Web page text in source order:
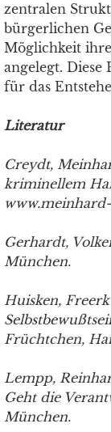
zentralen
bürgerlichen
Möglichkeit
angelegt. Diese
für das
Literatur
Creydt,
kriminellem
Gerhardt,
München.
Huisken,
Früchtchen,
Lempp,
Geht die
München.